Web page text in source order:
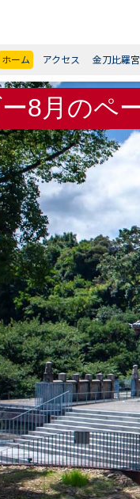
ホーム アクセス 金刀比羅
ー9月のペ